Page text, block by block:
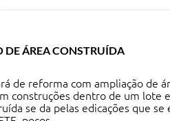
DE ÁREA CONSTRUÍDA
de reforma com ampliação de
construções dentro de um
se da pelas edicações que